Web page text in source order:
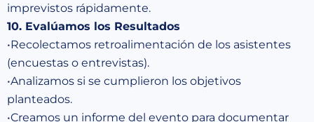
imprevistos rápidamente.
10. Evalúamos los Resultados
•Recolectamos retroalimentación de los asistentes
(encuestas o entrevistas).
•Analizamos si se cumplieron los objetivos
planteados.
•Creamos un informe del evento para documentar